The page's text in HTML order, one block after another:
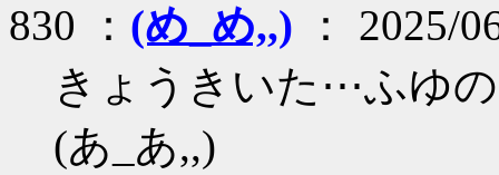
830 ： (め_め,,) ： 2025/
きょうきいた⋯ふゆ
(あ_あ,,)